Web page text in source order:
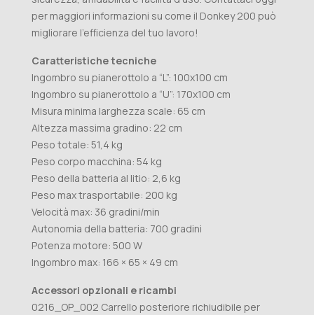
per maggiori informazioni su come il Donkey 200 può
migliorare l'efficienza del tuo lavoro!
Caratteristiche tecniche
Ingombro su pianerottolo a “L”: 100x100 cm
Ingombro su pianerottolo a “U”: 170x100 cm
Misura minima larghezza scale: 65 cm
Altezza massima gradino: 22 cm
Peso totale: 51,4 kg
Peso corpo macchina: 54 kg
Peso della batteria al litio: 2,6 kg
Peso max trasportabile: 200 kg
Velocità max: 36 gradini/min
Autonomia della batteria: 700 gradini
Potenza motore: 500 W
Ingombro max: 166 × 65 × 49 cm
Accessori opzionali e ricambi
0216_OP_002 Carrello posteriore richiudibile per